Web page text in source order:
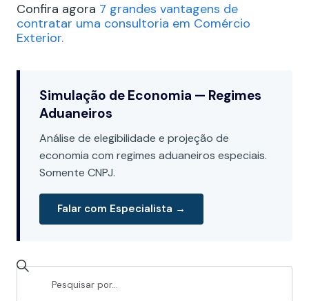
Confira agora 7 grandes vantagens de
contratar uma consultoria em Comércio
Exterior.
Simulação de Economia — Regimes
Aduaneiros
Análise de elegibilidade e projeção de
economia com regimes aduaneiros especiais.
Somente CNPJ.
Falar com Especialista →